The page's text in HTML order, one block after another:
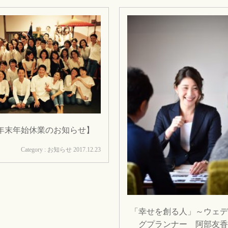
末年始休業のお知らせ】
Category : お知らせ 2017.12.23
「幸せを創る人」～ウェ
グプランナー 阿部友